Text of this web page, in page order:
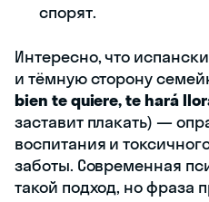
спорят.
Интересно, что
и тёмную сторону
bien te quiere, te hará
заставит плакать) —
воспитания и
заботы. Современная
такой подход, но фраза